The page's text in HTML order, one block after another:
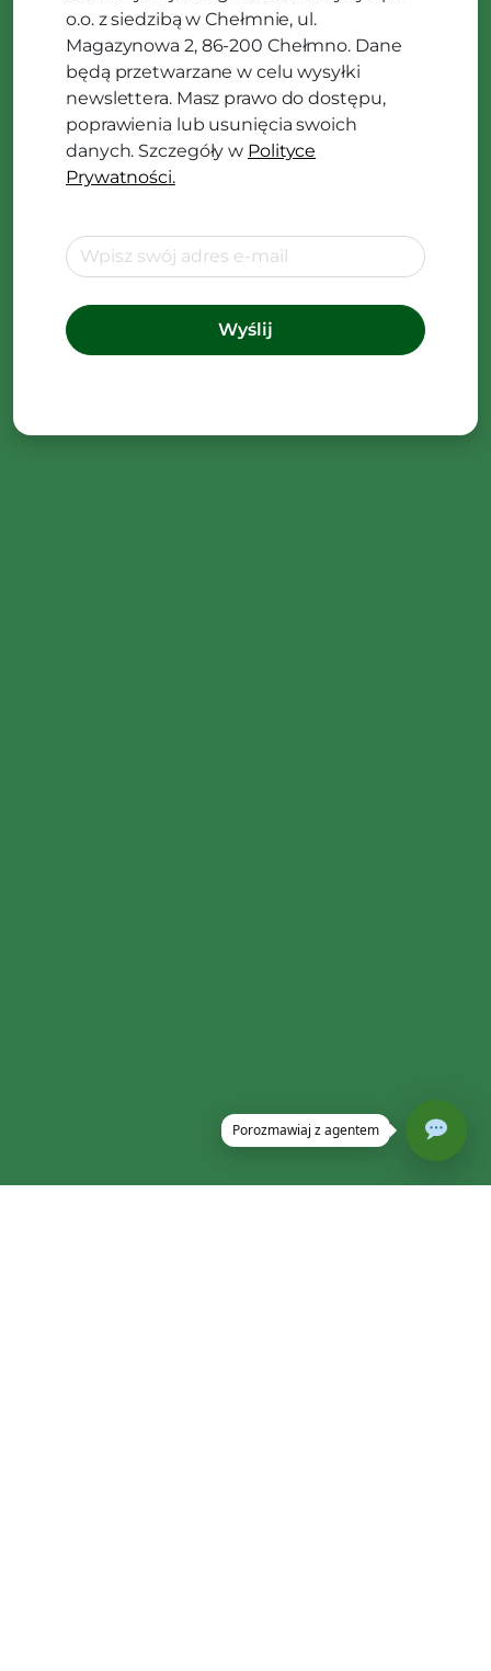
o.o. z siedzibą w Chełmnie, ul.
Magazynowa 2, 86-200 Chełmno. Dane
będą przetwarzane w celu wysyłki
newslettera. Masz prawo do dostępu,
poprawienia lub usunięcia swoich
danych. Szczegóły w Polityce
Prywatności.